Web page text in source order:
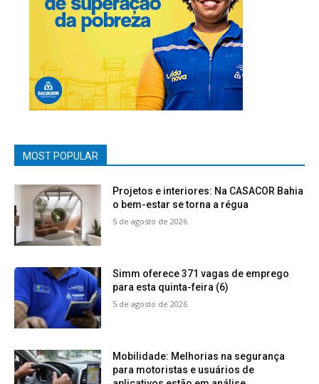
MOST POPULAR
Projetos e interiores: Na CASACOR Bahia
o bem-estar se torna a régua
5 de agosto de 2026
Simm oferece 371 vagas de emprego
para esta quinta-feira (6)
5 de agosto de 2026
Mobilidade: Melhorias na segurança
para motoristas e usuários de